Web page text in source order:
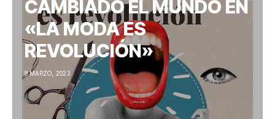
CAMBIADO EL MUNDO EN
«LA MODA ES
REVOLUCIÓN»
8 MARZO, 2023